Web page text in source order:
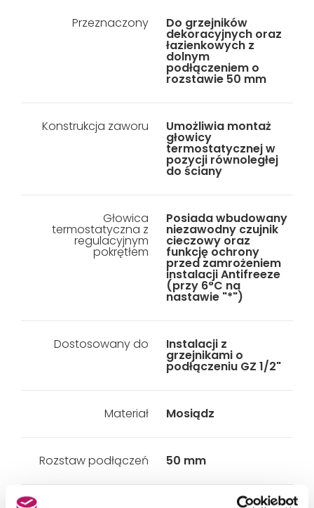
Przeznaczony Do grzejników
dekoracyjnych oraz
łazienkowych z
dolnym
podłączeniem o
rozstawie 50 mm
Konstrukcja zaworu Umożliwia montaż
głowicy
termostatycznej w
pozycji równoległej
do ściany
Głowica
termostatyczna z
regulacyjnym
pokrętłem
Posiada wbudowany
niezawodny czujnik
cieczowy oraz
funkcję ochrony
przed zamrożeniem
instalacji Antifreeze
(przy 6°C na
nastawie "*")
Dostosowany do Instalacji z
grzejnikami o
podłączeniu GZ 1/2"
Materiał Mosiądz
Rozstaw podłączeń 50 mm